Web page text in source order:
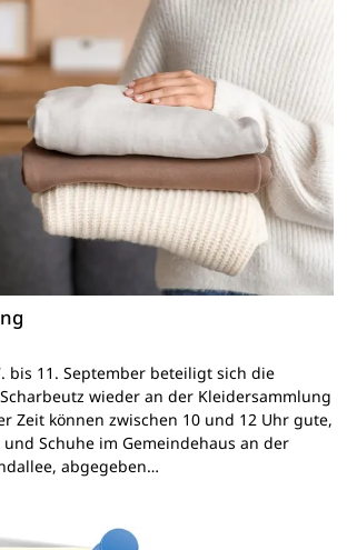
bis 11. September beteiligt sich die
wieder an der Kleidersammlung
Zeit können zwischen 10 und 12 Uhr gute,
Schuhe im Gemeindehaus an der
abgegeben…